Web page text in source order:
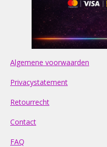
Algemene voorwaarden
Privacystatement
Retourrecht
Contact
FAQ